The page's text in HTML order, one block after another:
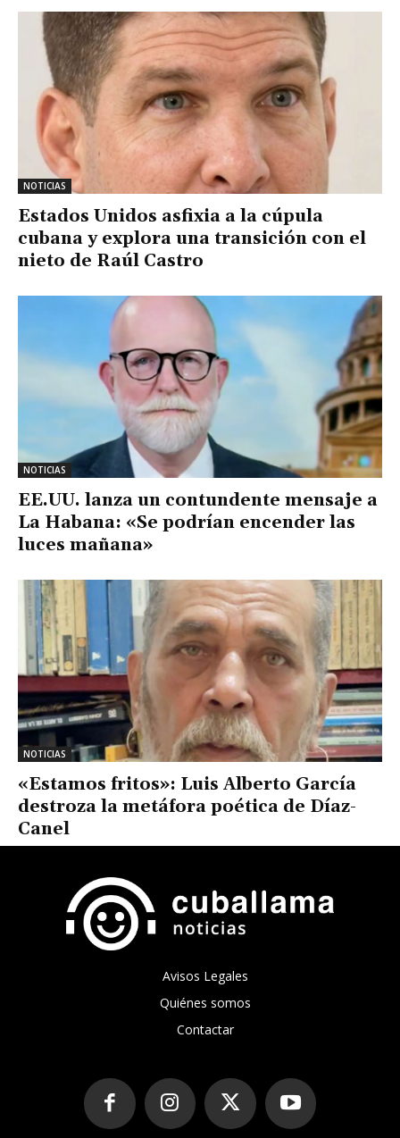
NOTICIAS
Estados Unidos asfixia a la cúpula
cubana y explora una transición con el
nieto de Raúl Castro
NOTICIAS
EE.UU. lanza un contundente mensaje a
La Habana: «Se podrían encender las
luces mañana»
NOTICIAS
«Estamos fritos»: Luis Alberto García
destroza la metáfora poética de Díaz-
Canel
Avisos Legales
Quiénes somos
Contactar